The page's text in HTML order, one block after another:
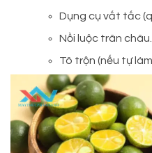
Dụng cụ vắt tắc
Nồi luộc trân châu.
Tô trộn (nếu tự